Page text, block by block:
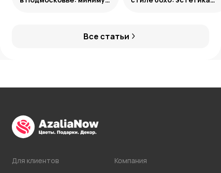
Все статьи
Для клиентов Компания